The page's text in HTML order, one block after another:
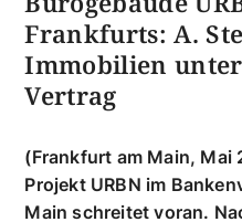
Real Estate 12.05.2025
Baustart für
Bürogebäude
Frankfurts: A.
Immobilien
Vertrag